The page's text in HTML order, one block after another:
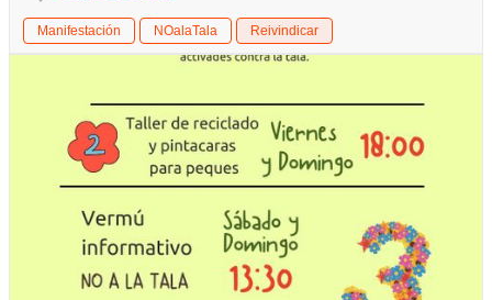
Manifestación NOalaTala Reivindicar